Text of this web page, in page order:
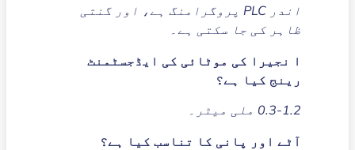
اندر PLC پروگرامنگ ہے، اور گنتی
ظاہر کی جا سکتی ہے۔
ا نجیرا کی موٹائی کی ایڈجسٹمنٹ
رینج کیا ہے؟
0.3-1.2 ملی میٹر۔
آٹے اور پانی کا تناسب کیا ہے؟